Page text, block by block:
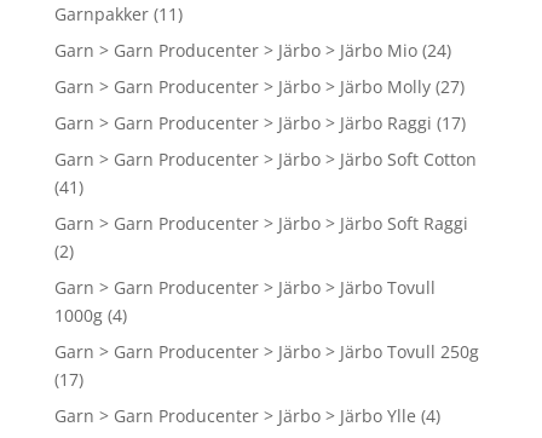
Garnpakker (11)
Garn > Garn Producenter > Järbo > Järbo Mio (24)
Garn > Garn Producenter > Järbo > Järbo Molly (27)
Garn > Garn Producenter > Järbo > Järbo Raggi (17)
Garn > Garn Producenter > Järbo > Järbo Soft Cotton
(41)
Garn > Garn Producenter > Järbo > Järbo Soft Raggi
(2)
Garn > Garn Producenter > Järbo > Järbo Tovull
1000g (4)
Garn > Garn Producenter > Järbo > Järbo Tovull 250g
(17)
Garn > Garn Producenter > Järbo > Järbo Ylle (4)